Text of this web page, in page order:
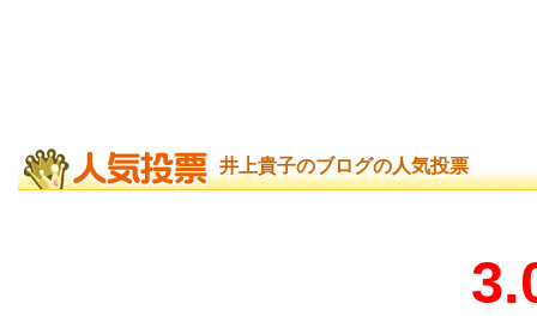
井上貴子のブログの人気投票